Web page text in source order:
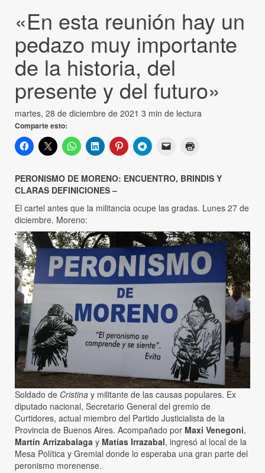
«En esta reunión hay un
pedazo muy importante
de la historia, del
presente y del futuro»
martes, 28 de diciembre de 2021 3 min de lectura
Comparte esto:
PERONISMO DE MORENO: ENCUENTRO, BRINDIS Y
CLARAS DEFINICIONES –
El cartel antes que la militancia ocupe las gradas. Lunes 27 de
diciembre. Moreno:
Soldado de Cristina y militante de las causas populares. Ex
diputado nacional, Secretario General del gremio de
Curtidores, actual miembro del Partido Justicialista de la
Provincia de Buenos Aires. Acompañado por Maxi Venegoni,
Martín Arrizabalaga y Matías Irrazabal, ingresó al local de la
Mesa Política y Gremial donde lo esperaba una gran parte del
peronismo morenense.